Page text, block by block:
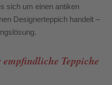
sich um einen antiken
Designerteppich handelt –
Teppiche